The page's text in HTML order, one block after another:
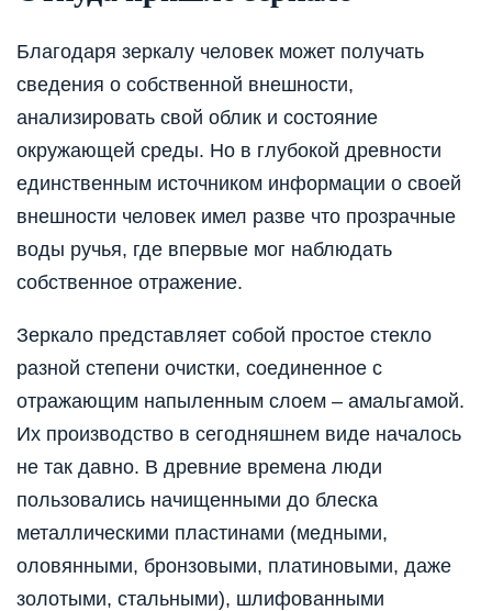
Благодаря зеркалу человек может получать
сведения о собственной внешности,
анализировать свой облик и состояние
окружающей среды. Но в глубокой древности
единственным источником информации о своей
внешности человек имел разве что прозрачные
воды ручья, где впервые мог наблюдать
собственное отражение.
Зеркало представляет собой простое стекло
разной степени очистки, соединенное с
отражающим напыленным слоем – амальгамой.
Их производство в сегодняшнем виде началось
не так давно. В древние времена люди
пользовались начищенными до блеска
металлическими пластинами (медными,
оловянными, бронзовыми, платиновыми, даже
золотыми, стальными), шлифованными